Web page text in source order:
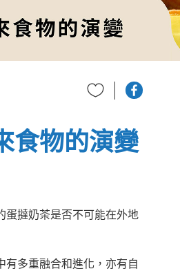
食物的演變
蛋撻奶茶是否不可能在外地
多重融合和進化，亦有自